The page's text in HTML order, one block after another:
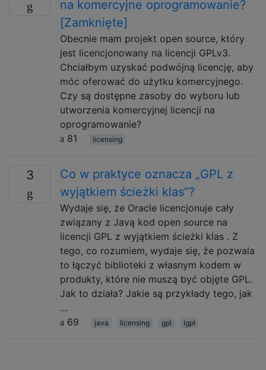
na komercyjne oprogramowanie?
[Zamknięte]
Obecnie mam projekt open source, który
jest licencjonowany na licencji GPLv3.
Chciałbym uzyskać podwójną licencję, aby
móc oferować do użytku komercyjnego.
Czy są dostępne zasoby do wyboru lub
utworzenia komercyjnej licencji na
oprogramowanie?
81
licensing
3
Co w praktyce oznacza „GPL z
wyjątkiem ścieżki klas”?
Wydaje się, że Oracle licencjonuje cały
związany z Javą kod open source na
licencji GPL z wyjątkiem ścieżki klas . Z
tego, co rozumiem, wydaje się, że pozwala
to łączyć biblioteki z własnym kodem w
produkty, które nie muszą być objęte GPL.
Jak to działa? Jakie są przykłady tego, jak
…
69
java licensing gpl lgpl